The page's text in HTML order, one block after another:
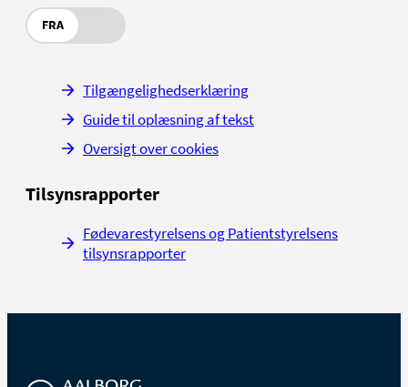
FRA
Tilgængelighedserklæring
Guide til oplæsning af tekst
Oversigt over cookies
Tilsynsrapporter
Fødevarestyrelsens og Patientstyrelsens
tilsynsrapporter